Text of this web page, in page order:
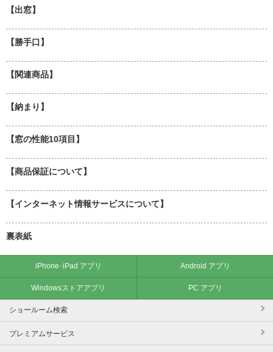
【出窓】
【勝手口】
【関連商品】
【納まり】
【窓の性能10項目】
【商品保証について】
【インターネット情報サービスについて】
裏表紙
iPhone･iPad アプリ Android アプリ
Windowsストアアプリ PC アプリ
ショールーム検索
プレミアムサービス